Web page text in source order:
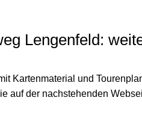
Lengenfeld:
Kartenmaterial und
auf der nachstehenden